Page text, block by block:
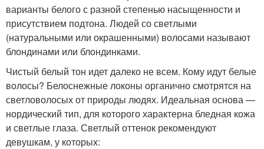
варианты белого с разной степенью насыщенности и
присутствием подтона. Людей со светлыми
(натуральными или окрашенными) волосами называют
блондинами или блондинками.
Чистый белый тон идет далеко не всем. Кому идут белые
волосы? Белоснежные локоны органично смотрятся на
светловолосых от природы людях. Идеальная основа —
нордический тип, для которого характерна бледная кожа
и светлые глаза. Светлый оттенок рекомендуют
девушкам, у которых: